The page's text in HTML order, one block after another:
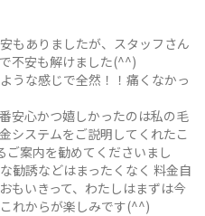
もありましたが、スタッフさん
不安も解けました(^^)
うな感じで全然！！痛くなかっ
安心かつ嬉しかったのは私の毛
システムをご説明してくれたこ
ご案内を勧めてくださいまし
勧誘などはまったくなく 料金自
もいきって、わたしはまずは今
れからが楽しみです(^^)